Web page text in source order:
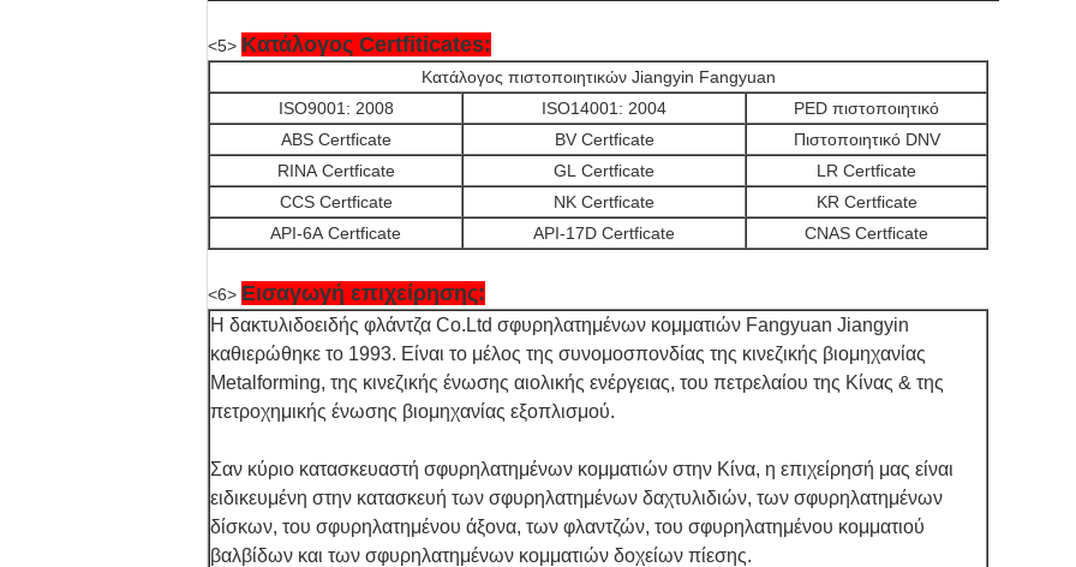
<5> Κατάλογος Certfiticates:
Κατάλογος πιστοποιητικών Jiangyin Fangyuan
ISO9001: 2008
ISO14001: 2004
PED πιστοποιητικό
ABS Certficate
BV Certficate
Πιστοποιητικό DNV
RINA Certficate
GL Certficate
LR Certficate
CCS Certficate
NK Certficate
KR Certficate
API-6A Certficate
API-17D Certficate CNAS Certficate
<6> Εισαγωγή επιχείρησης:
Η δακτυλιδοειδής φλάντζα Co.Ltd σφυρηλατημένων κομματιών Fangyuan Jiangyin
καθιερώθηκε το 1993. Είναι το μέλος της συνομοσπονδίας της κινεζικής βιομηχανίας
Metalforming, της κινεζικής ένωσης αιολικής ενέργειας, του πετρελαίου της Κίνας & της
πετροχημικής ένωσης βιομηχανίας εξοπλισμού.
Σαν κύριο κατασκευαστή σφυρηλατημένων κομματιών στην Κίνα, η επιχείρησή μας είναι
ειδικευμένη στην κατασκευή των σφυρηλατημένων δαχτυλιδιών, των σφυρηλατημένων
δίσκων, του σφυρηλατημένου άξονα, των φλαντζών, του σφυρηλατημένου κομματιού
βαλβίδων και των σφυρηλατημένων κομματιών δοχείων πίεσης.